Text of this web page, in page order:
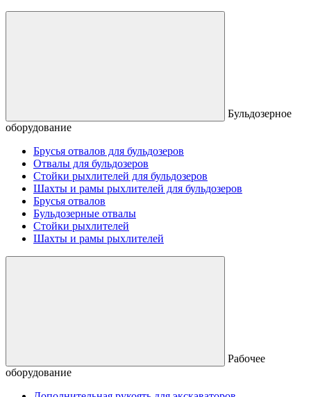
Бульдозерное
оборудование
Брусья отвалов для бульдозеров
Отвалы для бульдозеров
Стойки рыхлителей для бульдозеров
Шахты и рамы рыхлителей для бульдозеров
Брусья отвалов
Бульдозерные отвалы
Стойки рыхлителей
Шахты и рамы рыхлителей
Рабочее
оборудование